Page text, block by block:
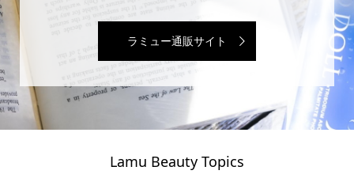
ラミュー通販サイト
Lamu Beauty Topics